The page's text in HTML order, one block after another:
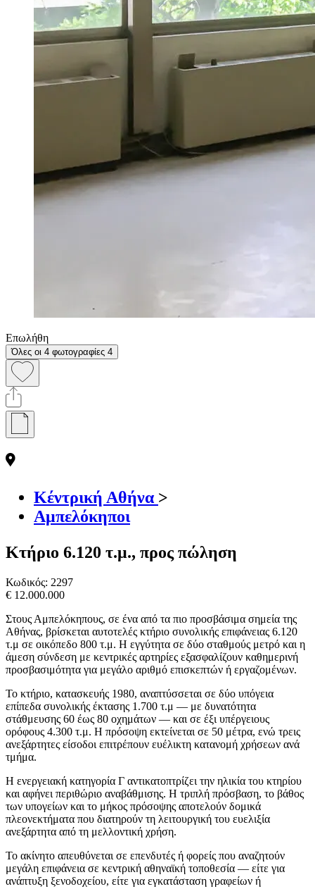
Επωλήθη
Όλες οι 4 φωτογραφίες 4
Κέντρική Αθήνα >
Αμπελόκηποι
Κτήριο 6.120 τ.μ., προς πώληση
Κωδικός: 2297
€ 12.000.000
Στους Αμπελόκηπους, σε ένα από τα πιο προσβάσιμα σημεία της
Αθήνας, βρίσκεται αυτοτελές κτήριο συνολικής επιφάνειας 6.120
τ.μ σε οικόπεδο 800 τ.μ. Η εγγύτητα σε δύο σταθμούς μετρό και η
άμεση σύνδεση με κεντρικές αρτηρίες εξασφαλίζουν καθημερινή
προσβασιμότητα για μεγάλο αριθμό επισκεπτών ή εργαζομένων.
Το κτήριο, κατασκευής 1980, αναπτύσσεται σε δύο υπόγεια
επίπεδα συνολικής έκτασης 1.700 τ.μ — με δυνατότητα
στάθμευσης 60 έως 80 οχημάτων — και σε έξι υπέργειους
ορόφους 4.300 τ.μ. Η πρόσοψη εκτείνεται σε 50 μέτρα, ενώ τρεις
ανεξάρτητες είσοδοι επιτρέπουν ευέλικτη κατανομή χρήσεων ανά
τμήμα.
Η ενεργειακή κατηγορία Γ αντικατοπτρίζει την ηλικία του κτηρίου
και αφήνει περιθώριο αναβάθμισης. Η τριπλή πρόσβαση, το βάθος
των υπογείων και το μήκος πρόσοψης αποτελούν δομικά
πλεονεκτήματα που διατηρούν τη λειτουργική του ευελιξία
ανεξάρτητα από τη μελλοντική χρήση.
Το ακίνητο απευθύνεται σε επενδυτές ή φορείς που αναζητούν
μεγάλη επιφάνεια σε κεντρική αθηναϊκή τοποθεσία — είτε για
ανάπτυξη ξενοδοχείου, είτε για εγκατάσταση γραφείων ή